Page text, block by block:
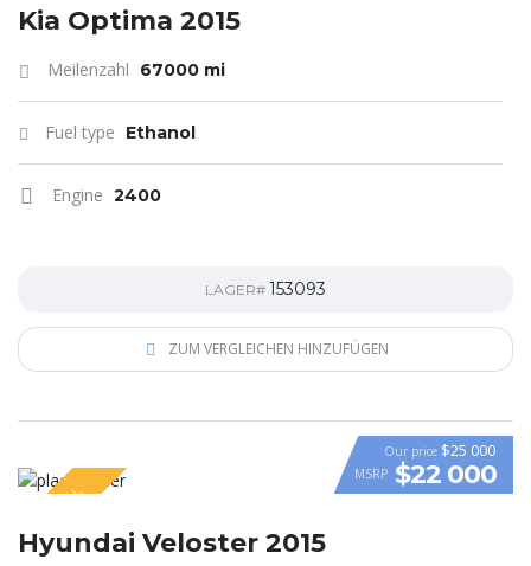
Kia Optima 2015
Meilenzahl 67000 mi
Fuel type Ethanol
Engine 2400
LAGER# 153093
ZUM VERGLEICHEN HINZUFÜGEN
VIDEO
SPECIAL
Our price $25 000
MSRP $22 000
Hyundai Veloster 2015